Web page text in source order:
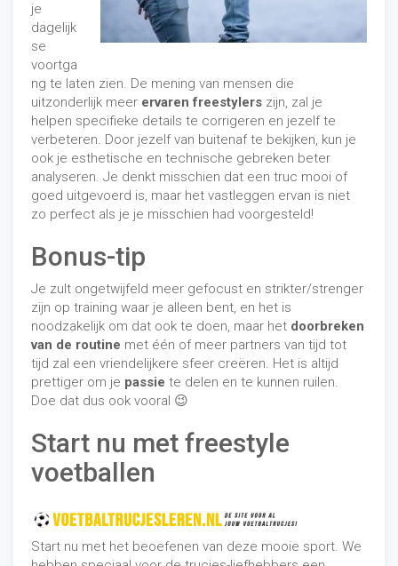
je
dagelijk
se
voortga
ng te laten zien. De mening van mensen die
uitzonderlijk meer ervaren freestylers zijn, zal je
helpen specifieke details te corrigeren en jezelf te
verbeteren. Door jezelf van buitenaf te bekijken, kun je
ook je esthetische en technische gebreken beter
analyseren. Je denkt misschien dat een truc mooi of
goed uitgevoerd is, maar het vastleggen ervan is niet
zo perfect als je je misschien had voorgesteld!
Bonus-tip
Je zult ongetwijfeld meer gefocust en strikter/strenger
zijn op training waar je alleen bent, en het is
noodzakelijk om dat ook te doen, maar het doorbreken
van de routine met één of meer partners van tijd tot
tijd zal een vriendelijkere sfeer creëren. Het is altijd
prettiger om je passie te delen en te kunnen ruilen.
Doe dat dus ook vooral 😉
Start nu met freestyle
voetballen
Start nu met het beoefenen van deze mooie sport. We